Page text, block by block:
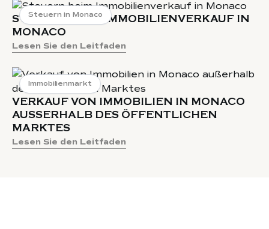
Steuern in Monaco
STEUERN BEIM IMMOBILIENVERKAUF IN
MONACO
Lesen Sie den Leitfaden
Immobilienmarkt
VERKAUF VON IMMOBILIEN IN MONACO
AUSSERHALB DES ÖFFENTLICHEN M
ARKTES
Lesen Sie den Leitfaden